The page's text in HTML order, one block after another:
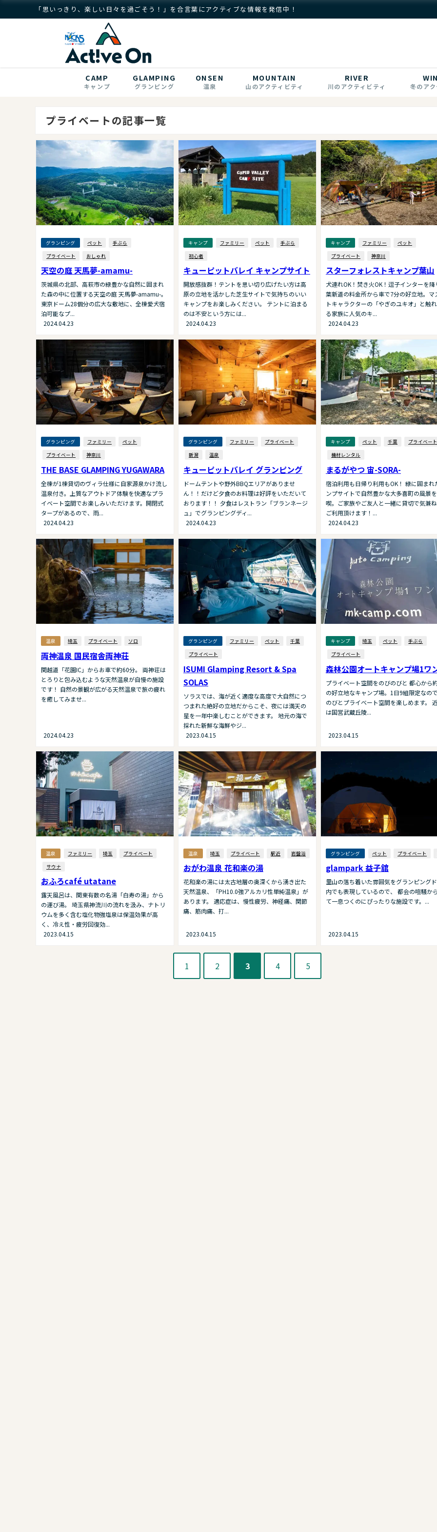
「思いっきり、楽しい日々を過ごそう！」を合言葉にアクティブな情報を発信中！
CAMP
キャンプ
GLAMPING
グランピング
ONSEN
温泉
MOUNTAIN
山のアクティビティ
RIVER
川のアクティビティ 冬のア
プライベートの記事一覧
グランピング ペット
手ぶら
プライベート
おしゃれ
天空の庭 天馬夢-amamu-
茨城県の北部、高萩市の緑豊かな自然に囲まれ
た森の中に位置する天空の庭 天馬夢-amamu-。
東京ドーム28個分の広大な敷地に、全棟愛犬宿
泊可能なプ...
2024.04.23
キャンプ ファミリー ペット
手ぶら
初心者
キューピットバレイ キャンプサイト
開放感抜群！テントを思い切り広げたい方は⾼
原の⽴地を活かした芝⽣サイトで気持ちのいい
キャンプをお楽しみください。 テントに泊まる
のは不安という⽅には...
2024.04.23
キャンプ ファミリー
ペット
プライベート
神奈川
スターフォレストキャンプ葉山
犬連れOK！焚き火OK！逗子インターを降
葉新道の料金所から車で7分の好立地。マ
トキャラクターの「やぎのユキオ」と触
る家族に人気のキ...
2024.04.23
グランピング ファミリー
ペット
プライベート
神奈川
THE BASE GLAMPING YUGAWARA
全棟が1棟貸切のヴィラ仕様に自家源泉かけ流し
温泉付き。上質なアウトドア体験を快適なプラ
イベート空間でお楽しみいただけます。開閉式
タープがあるので、雨...
2024.04.23
グランピング ファミリー
プライベート
新潟
温泉
キューピットバレイ グランピング
ドームテントや野外BBQエリアがありませ
ん！！だけど夕食のお料理は好評をいただいて
おります！！ ⼣⾷はレストラン「ブランネージ
ュ」でグランピングディ...
2024.04.23
キャンプ ペット 千葉
プライベート
機材レンタル
まるがやつ 宙-SORA-
宿泊利用も日帰り利用もOK！ 緑に囲まれ
ンプサイトで自然豊かな大多喜町の風景
喫。ご家族やご友人と一緒に貸切で気兼
ご利用頂けます！...
2024.04.23
温泉 埼玉 プライベート ソロ
両神温泉 国民宿舎両神荘
関越道「花園IC」からお車で約60分。 両神荘は
とろりと包み込むような天然温泉が自慢の施設
です！ 自然の景観が広がる天然温泉で旅の疲れ
を癒してみませ...
2024.04.23
グランピング ファミリー ペット
千葉
プライベート
ISUMI Glamping Resort & Spa
SOLAS
ソラスでは、海が近く適度な高度で大自然につ
つまれた絶好の立地だからこそ、夜には満天の
星を一年中楽しむことができます。 地元の海で
採れた新鮮な海鮮やジ...
2023.04.15
キャンプ 埼玉 ペット
手ぶら
プライベート
森林公園オートキャンプ場1ワ
プライベート空間をのびのびと 都心から
の好立地なキャンプ場。1日9組限定なの
のびとプライベート空間を楽しめます。
は国営武蔵丘陵...
2023.04.15
温泉 ファミリー 埼玉
プライベート
サウナ
おふろcafé utatane
露天風呂は、関東有数の名湯「白寿の湯」から
の運び湯。 埼玉県神流川の流れを汲み、ナトリ
ウムを多く含む塩化物強塩泉は保温効果が高
く、冷え性・疲労回復効...
2023.04.15
温泉 埼玉 プライベート 駅近 岩盤浴
おがわ温泉 花和楽の湯
花和楽の湯には太古地層の奥深くから湧き出た
天然温泉、「PH10.0強アルカリ性単純温泉」が
あります。 適応症は、慢性疲労、神経痛、関節
痛、筋肉痛、打...
2023.04.15
グランピング ペット プライベート
glampark 益子舘
里山の落ち着いた雰囲気をグランピング
内でも表現しているので、 都会の喧騒か
て一息つくのにぴったりな施設です。...
2023.04.15
1 2 3 4 5